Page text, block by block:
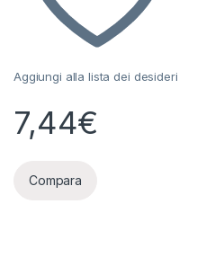
Aggiungi alla lista dei desideri
7,44€
Compara